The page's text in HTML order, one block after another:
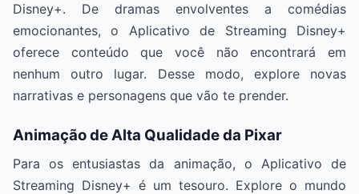
Disney+. De dramas envolventes a comédias
emocionantes, o Aplicativo de Streaming Disney+
oferece conteúdo que você não encontrará em
nenhum outro lugar. Desse modo, explore novas
narrativas e personagens que vão te prender.
Animação de Alta Qualidade da Pixar
Para os entusiastas da animação, o Aplicativo de
Streaming Disney+ é um tesouro. Explore o mundo